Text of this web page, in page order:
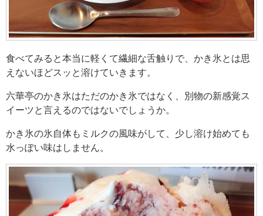
食べてみると本当に軽くて繊細な舌触りで、かき氷とは思
えないほどスッと溶けていきます。
六華亭のかき氷はただのかき氷ではなく、別物の新感覚ス
イーツと言えるのではないでしょうか。
かき氷の氷自体もミルクの風味がして、少し溶け始めても
水っぽい味はしません。